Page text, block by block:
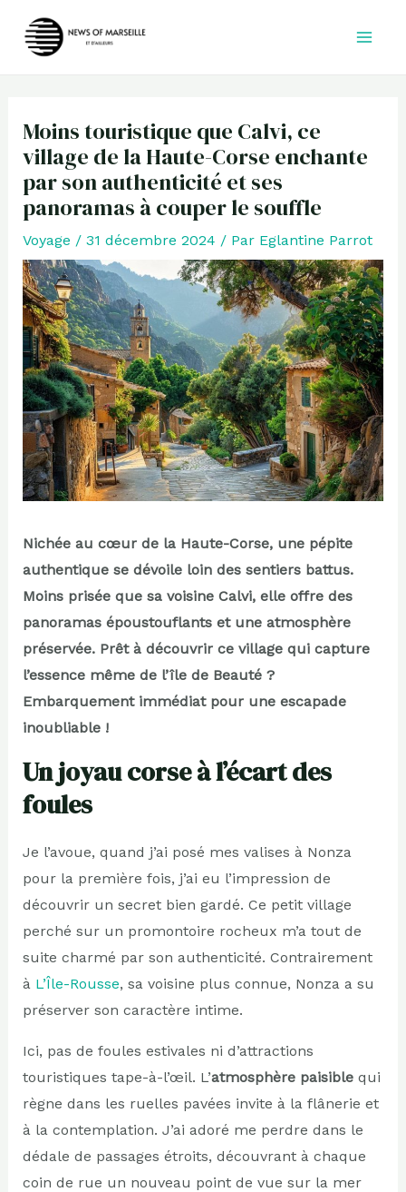
Moins touristique que Calvi, ce
village de la Haute-Corse enchante
par son authenticité et ses
panoramas à couper le souffle
Voyage / 31 décembre 2024 / Par Eglantine Parrot
Nichée au cœur de la Haute-Corse, une pépite
authentique se dévoile loin des sentiers battus.
Moins prisée que sa voisine Calvi, elle offre des
panoramas époustouflants et une atmosphère
préservée. Prêt à découvrir ce village qui capture
l’essence même de l’île de Beauté ?
Embarquement immédiat pour une escapade
inoubliable !
Un joyau corse à l’écart des
foules
Je l’avoue, quand j’ai posé mes valises à Nonza
pour la première fois, j’ai eu l’impression de
découvrir un secret bien gardé. Ce petit village
perché sur un promontoire rocheux m’a tout de
suite charmé par son authenticité. Contrairement
à L’Île-Rousse, sa voisine plus connue, Nonza a su
préserver son caractère intime.
Ici, pas de foules estivales ni d’attractions
touristiques tape-à-l’œil. L’atmosphère paisiblequi
règne dans les ruelles pavées invite à la flânerie et
à la contemplation. J’ai adoré me perdre dans le
dédale de passages étroits, découvrant à chaque
coin de rue un nouveau point de vue sur la mer